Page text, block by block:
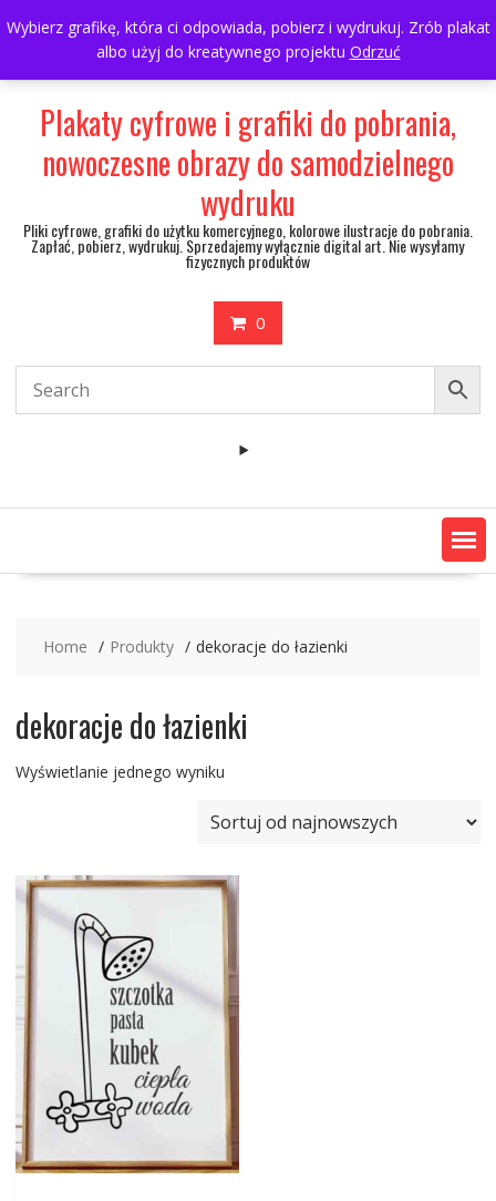
Wybierz grafikę, która ci odpowiada, pobierz i wydrukuj. Zrób plakat
albo użyj do kreatywnego projektu Odrzuć
to
697063361
walulik@gmail.com
My Account
Plakaty cyfrowe i grafiki do pobrania,
nowoczesne obrazy do samodzielnego
wydruku
Pliki cyfrowe, grafiki do użytku komercyjnego, kolorowe ilustracje do pobrania.
Zapłać, pobierz, wydrukuj. Sprzedajemy wyłącznie digital art. Nie wysyłamy
fizycznych produktów
0
Home Produkty dekoracje do łazienki
dekoracje do łazienki
Wyświetlanie jednego wyniku